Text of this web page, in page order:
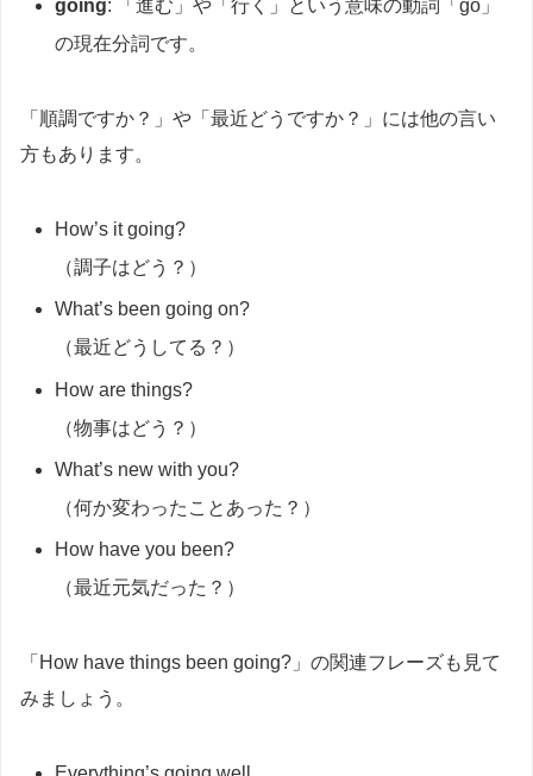
going: 「進む」や「行く」という意味の動詞「go」
の現在分詞です。
「順調ですか？」や「最近どうですか？」には他の言い
方もあります。
How’s it going?
（調子はどう？）
What’s been going on?
（最近どうしてる？）
How are things?
（物事はどう？）
What’s new with you?
（何か変わったことあった？）
How have you been?
（最近元気だった？）
「How have things been going?」の関連フレーズも見て
みましょう。